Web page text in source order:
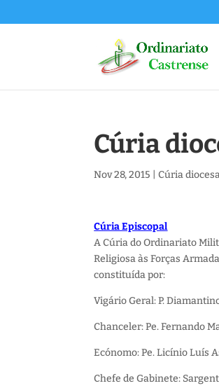
Cúria
Nov 28, 2015 |Cúria
Cúria Episcopal
A Cúria do Ordinariato
Religiosa às Forças
constituída por:
Vigário Geral: P.
Chanceler: Pe. Fernando
Ecónomo: Pe. Licínio Luís
Chefe de Gabinete: